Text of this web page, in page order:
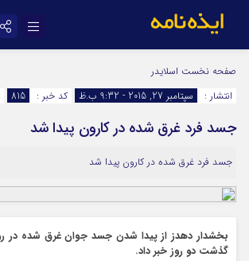
اینستاگرام
سروش
ایتا
آپارات
اپلیکیشن رمز عبور
مرا به خاطر بسپار
صفحه نخست اسلایدر
انتشار :
سپتامبر 27, 2015 - 9:32 ب.ظ کد خبر : 815
جسد فرد غرق شده در کارون پیدا شد
جسد فرد غرق شده در کارون پیدا شد
بخشدار دهدز از پیدا شدن جسد جوان غرق شده در
گذشت دو روز خبر داد.